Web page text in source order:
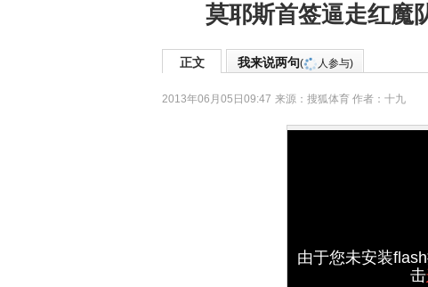
莫耶斯首签逼走红魔
正文 我来说两句( 人参与)
2013年06月05日09:47 来源： 搜狐体育 作者：十九
由于您未安装
击